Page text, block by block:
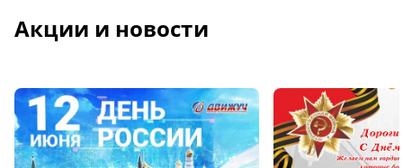
Акции и новости